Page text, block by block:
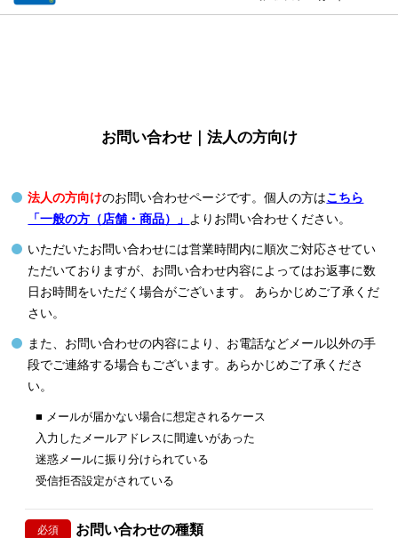
お問い合わせ｜法人の方向け
法人の方向けのお問い合わせページです。個人の方はこちら
「一般の方（店舗・商品）」 よりお問い合わせください。
いただいたお問い合わせには営業時間内に順次ご対応させてい
ただいておりますが、お問い合わせ内容によってはお返事に数
日お時間をいただく場合がございます。 あらかじめご了承くだ
さい。
また、お問い合わせの内容により、お電話などメール以外の手
段でご連絡する場合もございます。あらかじめご了承くださ
い。
■ メールが届かない場合に想定されるケース
入力したメールアドレスに間違いがあった
迷惑メールに振り分けられている
受信拒否設定がされている
必須 お問い合わせの種類